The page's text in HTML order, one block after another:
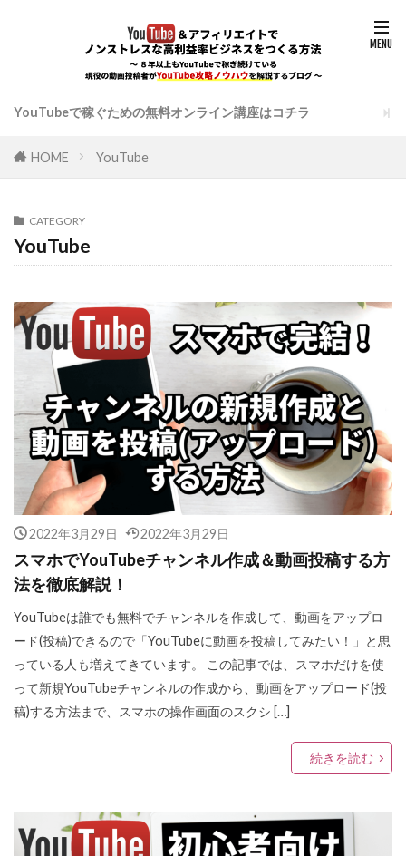
YouTubeで稼ぐための無料オンライン講座はコチラ
HOME YouTube
CATEGORY
YouTube
2022年3月29日 2022年3月29日
スマホでYouTubeチャンネル作成＆動画投稿する方
法を徹底解説！
YouTubeは誰でも無料でチャンネルを作成して、動画をアップロ
ード(投稿)できるので「YouTubeに動画を投稿してみたい！」と思
っている人も増えてきています。 この記事では、スマホだけを使
って新規YouTubeチャンネルの作成から、動画をアップロード(投
稿)する方法まで、スマホの操作画面のスクシ […]
続きを読む